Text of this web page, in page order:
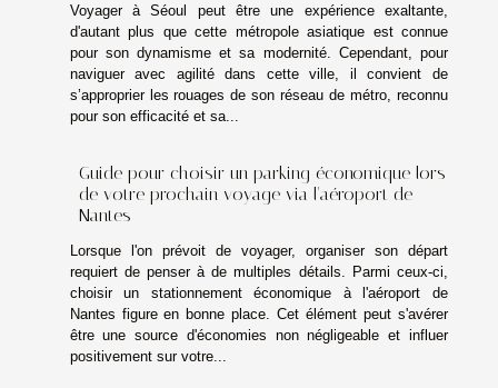
Voyager à Séoul peut être une expérience exaltante,
d'autant plus que cette métropole asiatique est connue
pour son dynamisme et sa modernité. Cependant, pour
naviguer avec agilité dans cette ville, il convient de
s’approprier les rouages de son réseau de métro, reconnu
pour son efficacité et sa...
Guide pour choisir un parking économique lors
de votre prochain voyage via l'aéroport de
Nantes
Lorsque l'on prévoit de voyager, organiser son départ
requiert de penser à de multiples détails. Parmi ceux-ci,
choisir un stationnement économique à l'aéroport de
Nantes figure en bonne place. Cet élément peut s'avérer
être une source d'économies non négligeable et influer
positivement sur votre...